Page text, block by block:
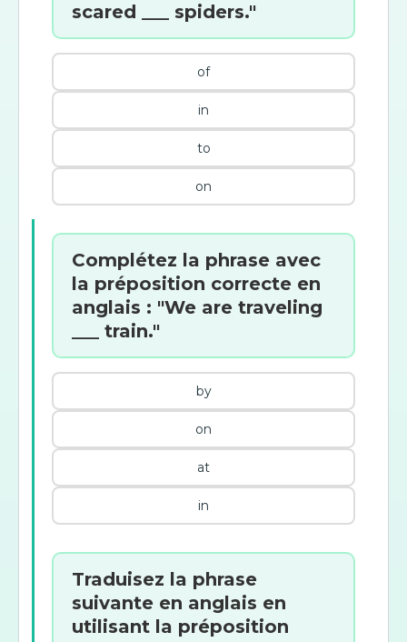
scared ___ spiders."
of
in
to
on
Complétez la phrase avec
la préposition correcte en
anglais : "We are traveling
___ train."
by
on
at
in
Traduisez la phrase
suivante en anglais en
utilisant la préposition